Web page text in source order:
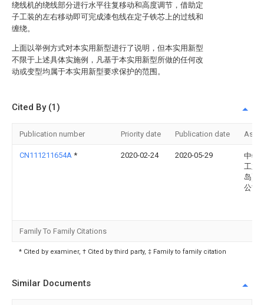
绕线机的绕线部分进行水平往复移动和高度调节，借助定
子工装的左右移动即可完成漆包线在定子铁芯上的过线和
缠绕。
上面以举例方式对本实用新型进行了说明，但本实用新型
不限于上述具体实施例，凡基于本实用新型所做的任何改
动或变型均属于本实用新型要求保护的范围。
Cited By (1)
Publication number Priority date Publication date
CN111211654A * 2020-02-24 2020-05-29
中特
工业(
岛)有
公司
Family To Family Citations
* Cited by examiner, † Cited by third party, ‡ Family to family citation
Similar Documents